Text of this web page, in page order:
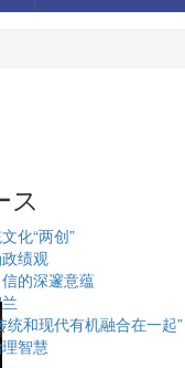
ス
化“两创”
绩观
的深邃意蕴
统和现代有机融合在一起”
智慧